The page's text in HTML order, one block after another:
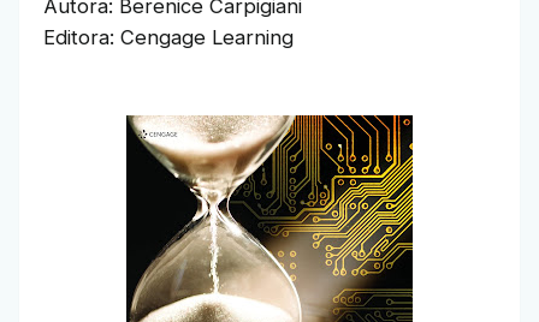
Autora: Berenice Carpigiani
Editora: Cengage Learning